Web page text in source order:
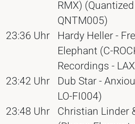
RMX)
QNTM005)
23:36 Uhr Hardy Heller -
Elephant (C-
Recordings -
23:42 Uhr Dub Star -
LO-FI004)
23:48 Uhr Christian Linder